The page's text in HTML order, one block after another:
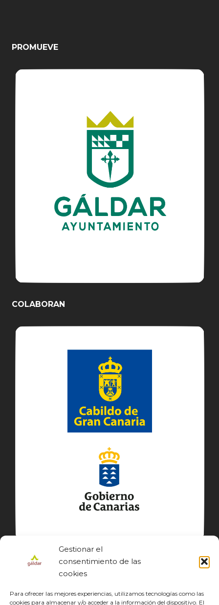
Gestionar el
consentimiento de las
cookies
Para ofrecer las mejores experiencias, utilizamos tecnologías como las
cookies para almacenar y/o acceder a la información del dispositivo. El
PROMUEVE
COLABORAN